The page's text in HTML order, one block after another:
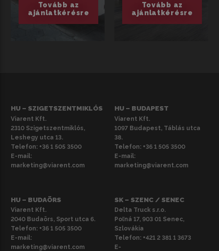
Tovább az
ajánlatkérésre
Tovább az
ajánlatkérésre
HU – SZIGETSZENTMIKLÓS
Viarent Kft.
2310 Szigetszentmiklós,
Leshegy utca 13.
Telefon: +36 1 505 3500
E-mail:
marketing@viarent.com
HU – BUDAPEST
Viarent Kft.
1097 Budapest, Táblás utca
38.
Telefon: +36 1 505 3500
E-mail:
marketing@viarent.com
HU – BUDAÖRS
Viarent Kft.
2040 Budaörs, Sport utca 6.
Telefon: +36 1 505 3500
E-mail:
marketing@viarent.com
SK – SZENC / SENEC
Delta Truck s.r.o.
Poľná 17, 903 01 Senec,
Szlovákia
Telefon: +421 2 381 1 3673
E-